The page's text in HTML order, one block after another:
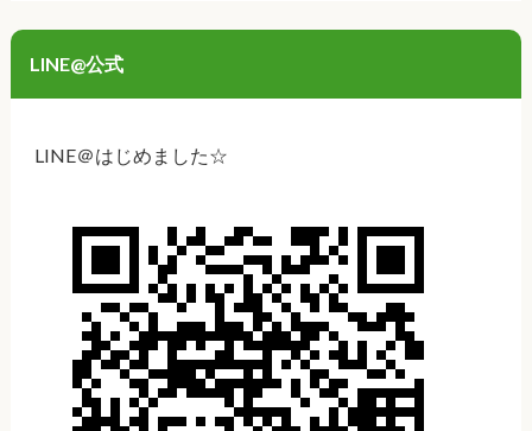
LINE@公式
LINE＠はじめました☆